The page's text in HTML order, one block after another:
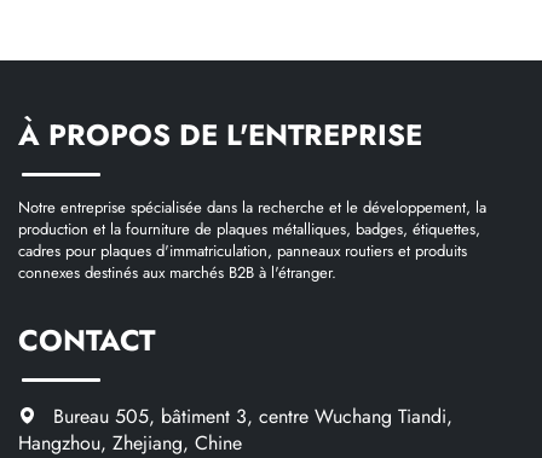
À PROPOS DE L'ENTREPRISE
Notre entreprise spécialisée dans la recherche et le développement, la
production et la fourniture de plaques métalliques, badges, étiquettes,
cadres pour plaques d'immatriculation, panneaux routiers et produits
connexes destinés aux marchés B2B à l'étranger.
CONTACT
Bureau 505, bâtiment 3, centre Wuchang Tiandi,
Hangzhou, Zhejiang, Chine